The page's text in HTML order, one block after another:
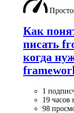
Как
писать
когда
1
19 часов
98